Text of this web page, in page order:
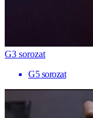
G3 sorozat
G5 sorozat